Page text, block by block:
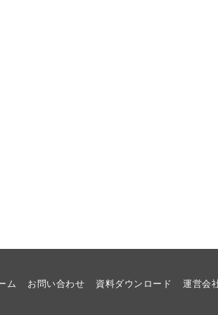
ム お問い合わせ 資料ダウンロード 運営会